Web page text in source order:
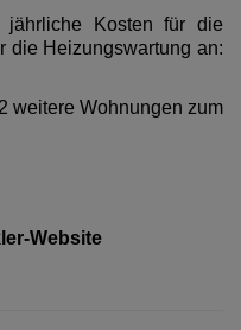
Kosten für die
die Heizungswartung an:
weitere Wohnungen zum
Website